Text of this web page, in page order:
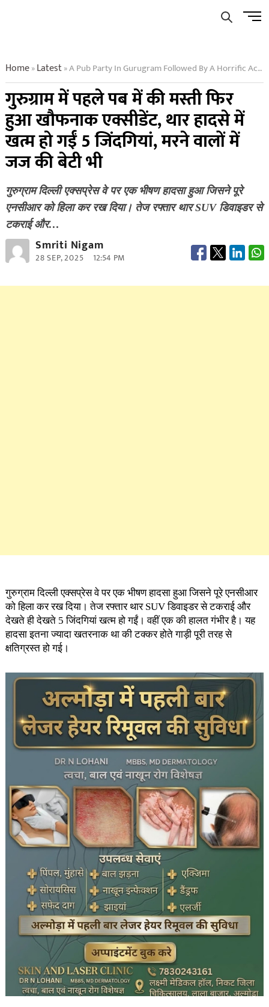
Menu
Home»Latest»A Pub Party In Gurugram Followed By A Horrific Accident Claimed Five Lives Including A Judges Daughter
गुरुग्राम में पहले पब में की मस्ती फिर
हुआ खौफनाक एक्सीडेंट, थार हादसे में
खत्म हो गईं 5 जिंदगियां, मरने वालों में
जज की बेटी भी
गुरुग्राम दिल्ली एक्सप्रेस वे पर एक भीषण हादसा हुआ जिसने पूरे
एनसीआर को हिला कर रख दिया। तेज रफ्तार थार SUV डिवाइडर से
टकराई और…
Smriti Nigam
28 SEP, 2025 12:54 PM
गुरुग्राम दिल्ली एक्सप्रेस वे पर एक भीषण हादसा हुआ जिसने पूरे एनसीआर
को हिला कर रख दिया। तेज रफ्तार थार SUV डिवाइडर से टकराई और
देखते ही देखते 5 जिंदगियां खत्म हो गईं। वहीं एक की हालत गंभीर है। यह
हादसा इतना ज्यादा खतरनाक था की टक्कर होते गाड़ी पूरी तरह से
क्षतिग्रस्त हो गई।